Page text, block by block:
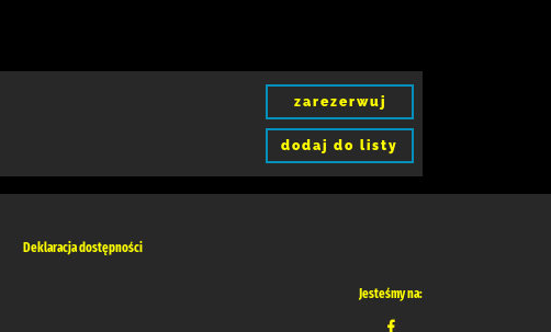
zarezerwuj
dodaj do listy
Deklaracja dostępności
Jesteśmy na: